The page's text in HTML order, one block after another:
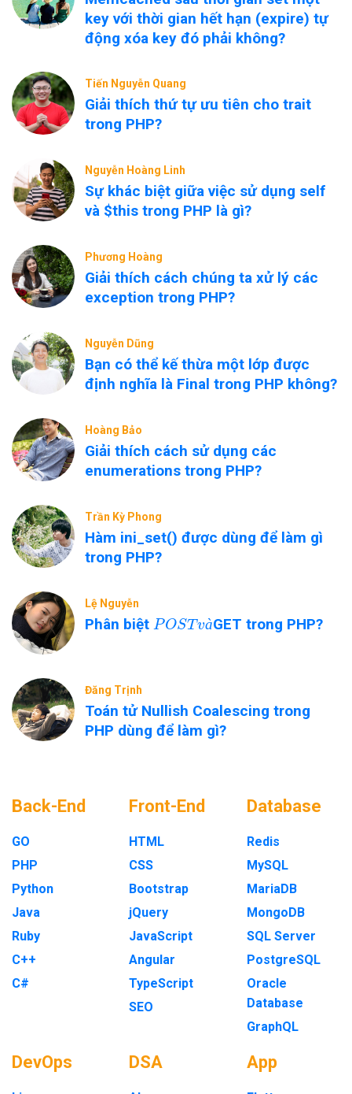
key với thời gian hết hạn (expire) tự
động xóa key đó phải không?
Tiến Nguyễn Quang
Giải thích thứ tự ưu tiên cho trait
trong PHP?
Nguyễn Hoàng Linh
Sự khác biệt giữa việc sử dụng self
và $this trong PHP là gì?
Phương Hoàng
Giải thích cách chúng ta xử lý các
exception trong PHP?
Nguyễn Dũng
Bạn có thể kế thừa một lớp được
định nghĩa là Final trong PHP không?
Hoàng Bảo
Giải thích cách sử dụng các
enumerations trong PHP?
Trần Kỳ Phong
Hàm ini_set() được dùng để làm gì
trong PHP?
Lệ Nguyễn
Phân biệt à
POSTv àGET trong PHP?
Đăng Trịnh
Toán tử Nullish Coalescing trong
PHP dùng để làm gì?
Back-End
GO
PHP
Python
Java
Ruby
C++
C#
Front-End
HTML
CSS
Bootstrap
jQuery
JavaScript
Angular
TypeScript
SEO
Database
Redis
MySQL
MariaDB
MongoDB
SQL Server
PostgreSQL
Oracle
Database
GraphQL
DevOps DSA App